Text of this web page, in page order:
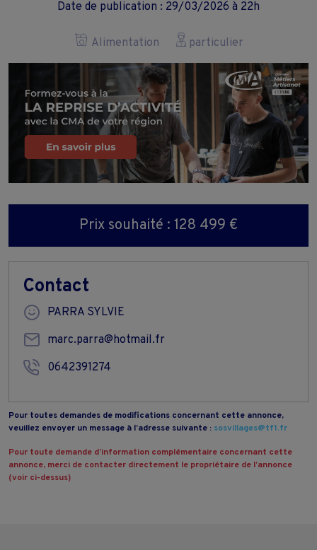
Date de publication : 29/03/2026 à 22h
Alimentation particulier
Prix souhaité : 128 499 €
Contact
PARRA SYLVIE
marc.parra@hotmail.fr
0642391274
Pour toutes demandes de modifications concernant cette annonce,
veuillez envoyer un message à l’adresse suivante : sosvillages@tf1.fr
Pour toute demande d’information complémentaire concernant cette
annonce, merci de contacter directement le propriétaire de l’annonce
(voir ci-dessus)